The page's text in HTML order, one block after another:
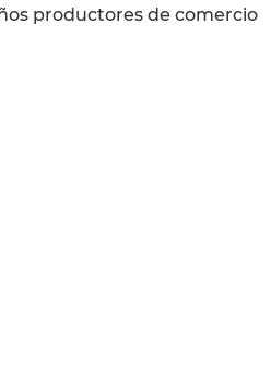
productores de comercio